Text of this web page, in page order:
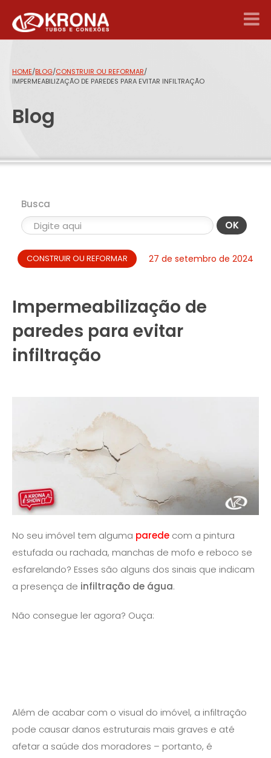
HOME/BLOG/CONSTRUIR OU REFORMAR/
IMPERMEABILIZAÇÃO DE PAREDES PARA EVITAR INFILTRAÇÃO
Blog
Busca
OK
CONSTRUIR OU REFORMAR 27 de setembro de 2024
Impermeabilização de
paredes para evitar
infiltração
No seu imóvel tem alguma parede com a pintura
estufada ou rachada, manchas de mofo e reboco se
esfarelando? Esses são alguns dos sinais que indicam
a presença de infiltração de água.
Não consegue ler agora? Ouça:
Além de acabar com o visual do imóvel, a infiltração
pode causar danos estruturais mais graves e até
afetar a saúde dos moradores – portanto, é